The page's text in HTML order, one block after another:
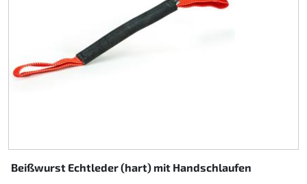
Beißwurst Echtleder (hart) mit Handschlaufen